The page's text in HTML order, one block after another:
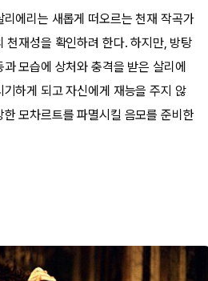
에리는 새롭게 떠오르는 천재 작곡가
천재성을 확인하려 한다. 하지만, 방탕
모습에 상처와 충격을 받은 살리에
하게 되고 자신에게 재능을 주지 않
모차르트를 파멸시킬 음모를 준비한